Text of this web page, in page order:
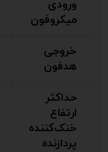
ورودی
میکروفون
خروجی
هدفون
حداکثر
ارتفاع
خنک‌کننده
پردازنده